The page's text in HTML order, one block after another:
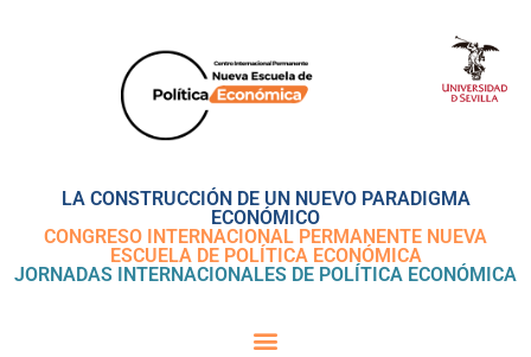
LA CONSTRUCCIÓN DE UN NUEVO PARADIGMA
ECONÓMICO
CONGRESO INTERNACIONAL PERMANENTE NUEVA
ESCUELA DE POLÍTICA ECONÓMICA
JORNADAS INTERNACIONALES DE POLÍTICA ECONÓMICA